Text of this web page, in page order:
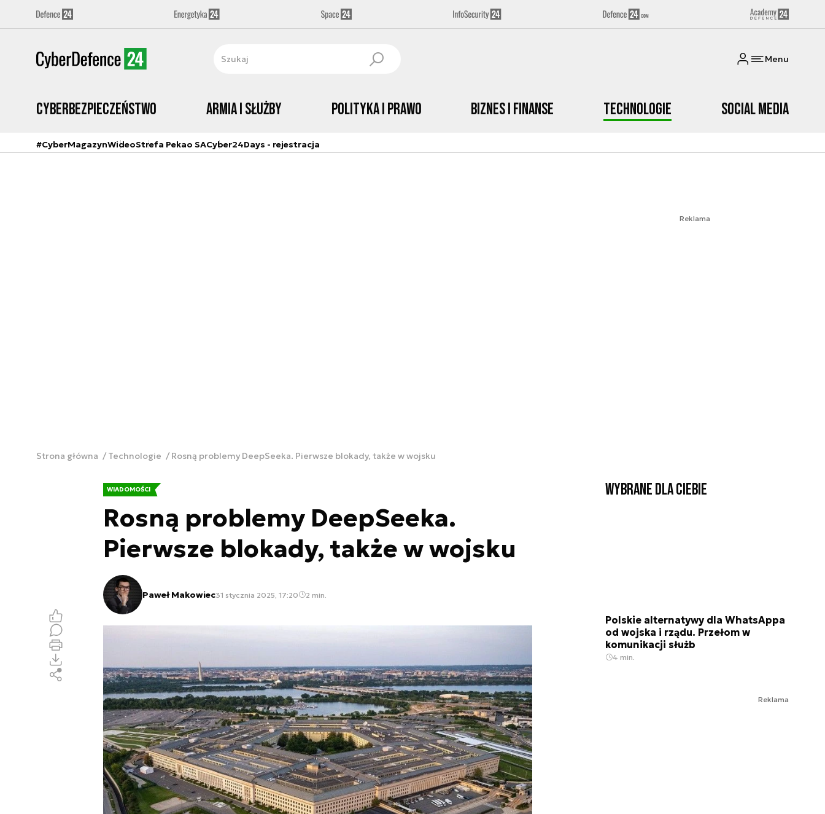
Menu
Cyberbezpieczeństwo Armia i Służby Polityka i prawo Biznes i Finanse Technologie Social media
#CyberMagazynWideoStrefa Pekao SACyber24Days - rejestracja
Reklama
Strona główna Technologie Rosną problemy DeepSeeka. Pierwsze blokady, także w wojsku
WIADOMOŚCI
Rosną problemy DeepSeeka.
Pierwsze blokady, także w wojsku
Paweł Makowiec31 stycznia 2025, 17:20 2 min.
Wybrane dla Ciebie
Polskie alternatywy dla WhatsAppa
od wojska i rządu. Przełom w
komunikacji służb
4 min.
Reklama